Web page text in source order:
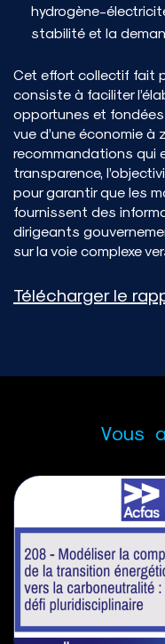
hydrogène-
stabilité et la
Cet effort collectif fait
consiste à faciliter
opportunes et
vue d’une économie à
recommandations qui
transparence,
pour garantir que les
fournissent des
dirigeants
sur la voie complexe
Télécharger le
Vous